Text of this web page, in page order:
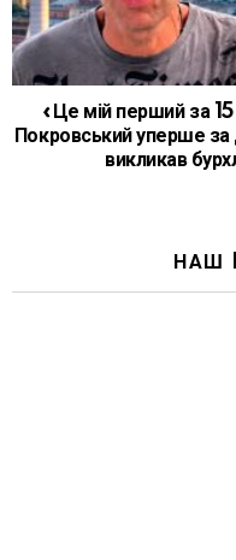
«Це мій перший за
Покровський уперше за
викликав
НАШ